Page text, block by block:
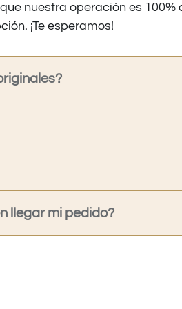
nuestra operación es 100%
¡Te esperamos!
llegar mi pedido?